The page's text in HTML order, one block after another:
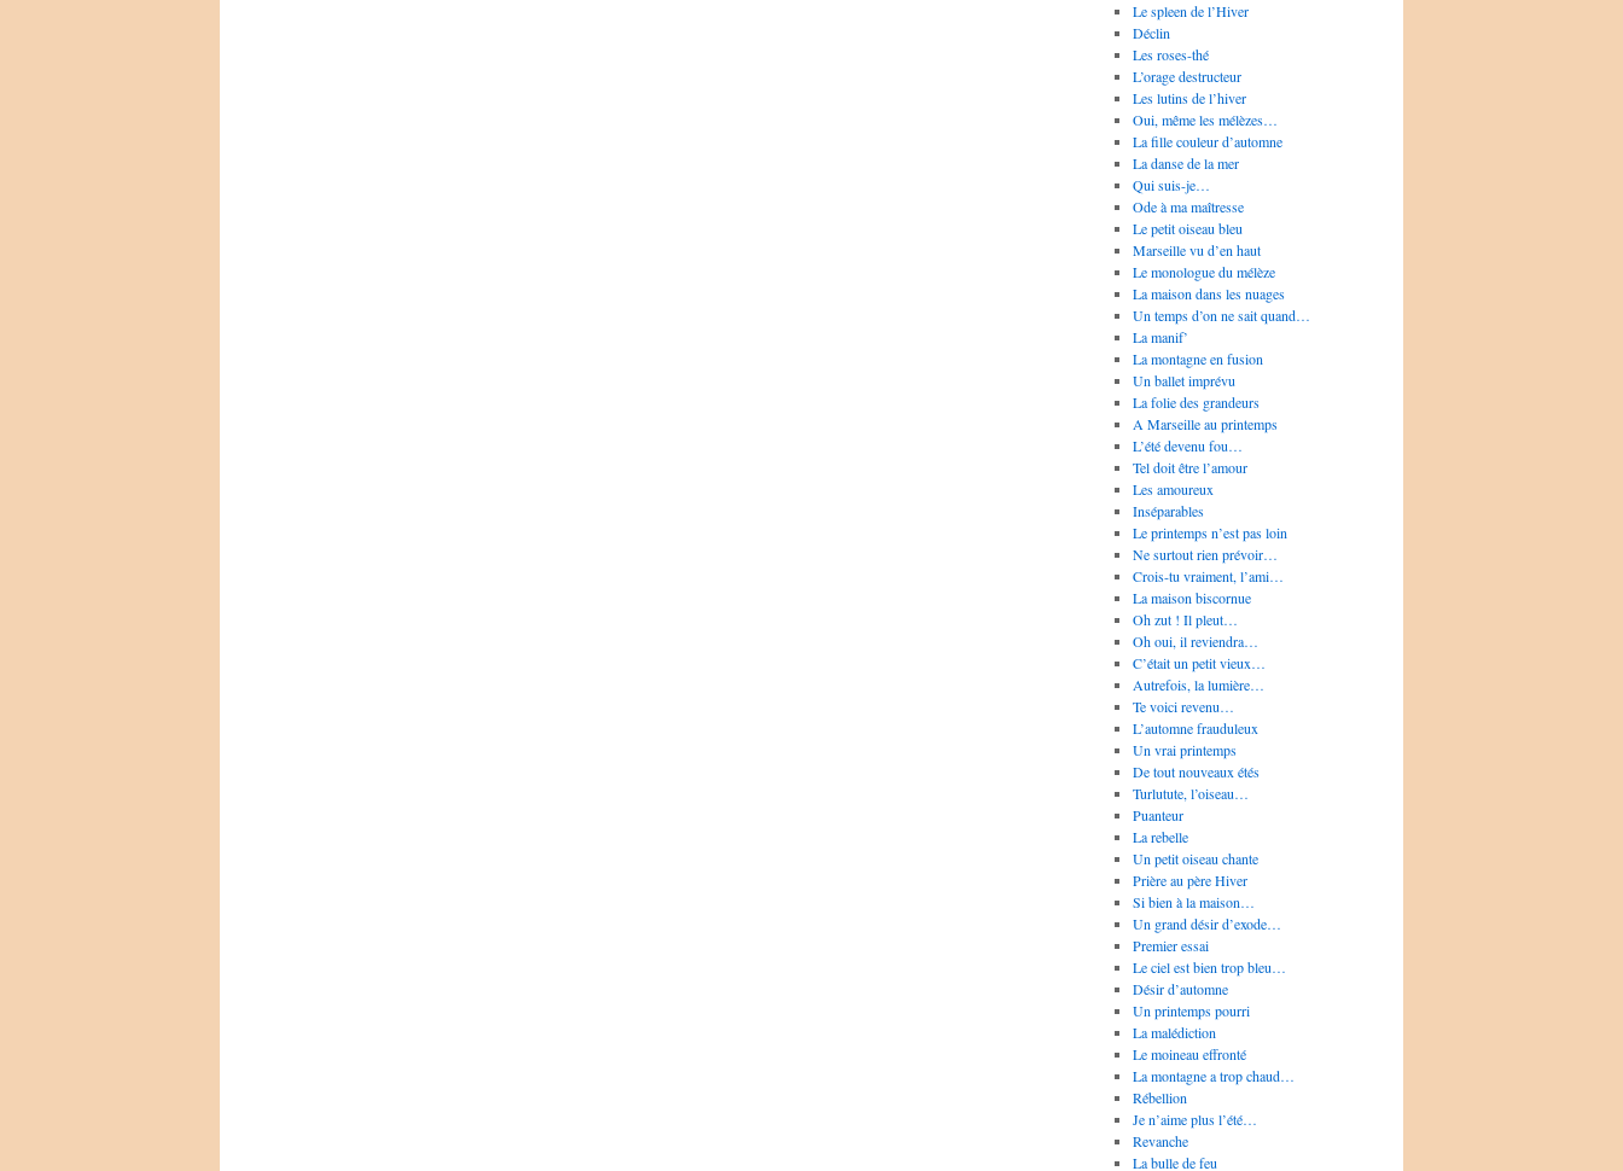
Le spleen de l’Hiver
Déclin
Les roses-thé
L’orage destructeur
Les lutins de l’hiver
Oui, même les mélèzes…
La fille couleur d’automne
La danse de la mer
Qui suis-je…
Ode à ma maîtresse
Le petit oiseau bleu
Marseille vu d’en haut
Le monologue du mélèze
La maison dans les nuages
Un temps d’on ne sait quand…
La manif’
La montagne en fusion
Un ballet imprévu
La folie des grandeurs
A Marseille au printemps
L’été devenu fou…
Tel doit être l’amour
Les amoureux
Inséparables
Le printemps n’est pas loin
Ne surtout rien prévoir…
Crois-tu vraiment, l’ami…
La maison biscornue
Oh zut ! Il pleut…
Oh oui, il reviendra…
C’était un petit vieux…
Autrefois, la lumière…
Te voici revenu…
L’automne frauduleux
Un vrai printemps
De tout nouveaux étés
Turlutute, l’oiseau…
Puanteur
La rebelle
Un petit oiseau chante
Prière au père Hiver
Si bien à la maison…
Un grand désir d’exode…
Premier essai
Le ciel est bien trop bleu…
Désir d’automne
Un printemps pourri
La malédiction
Le moineau effronté
La montagne a trop chaud…
Rébellion
Je n’aime plus l’été…
Revanche
La bulle de feu